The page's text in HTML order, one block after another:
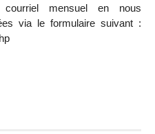
mensuel en nous
via le formulaire suivant :